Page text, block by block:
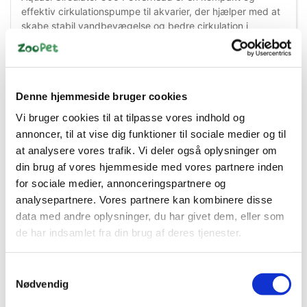
Denne hjemmeside bruger cookies
Vi bruger cookies til at tilpasse vores indhold og
annoncer, til at vise dig funktioner til sociale medier og til
at analysere vores trafik. Vi deler også oplysninger om
din brug af vores hjemmeside med vores partnere inden
for sociale medier, annonceringspartnere og
analysepartnere. Vores partnere kan kombinere disse
data med andre oplysninger, du har givet dem, eller som
de har indsamlet fra din brug af deres tjenester.
Nødvendig
effektiv cirkulationspumpe til akvarier, der hjælper med at
skabe stabil vandbevægelse og bedre cirkulation i
akvariet. Pumpen er velegnet til akvarier, hvor der ønskes
ekstra flow, mere vandbevægelse eller supplerende
cirkulation som støtte til det eksisterende filtersystem.
God vandcirkulation er vigtig for et sundt akvariemiljø. Den
vandet og kan samtidig modvirke døde zoner, hvor snavs
og affald ellers kan samle sig. Aquael Circulator 500 er
derfor et praktisk valg til både ferskvandsakvarier og
saltvandsakvarier, hvor en jævn vandstrøm er vigtig for
fisk, planter, koraller og den generelle vandkvalitet.
Powerhead-pumpen kan bruges som selvstændig
cirkulationspumpe, som ekstra flow bag dekorationer, sten
og planter eller som en del af forskellige filter- og
områder i akvariet, hvor der er behov for mere bevægelse
i vandet.